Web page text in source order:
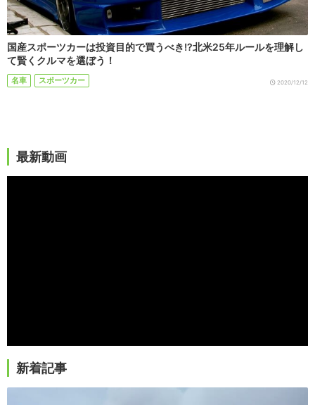
国産スポーツカーは投資目的で買うべき!?北米25年ルールを理解し
て賢くクルマを選ぼう！
名車 スポーツカー 2020/12/12
最新動画
新着記事